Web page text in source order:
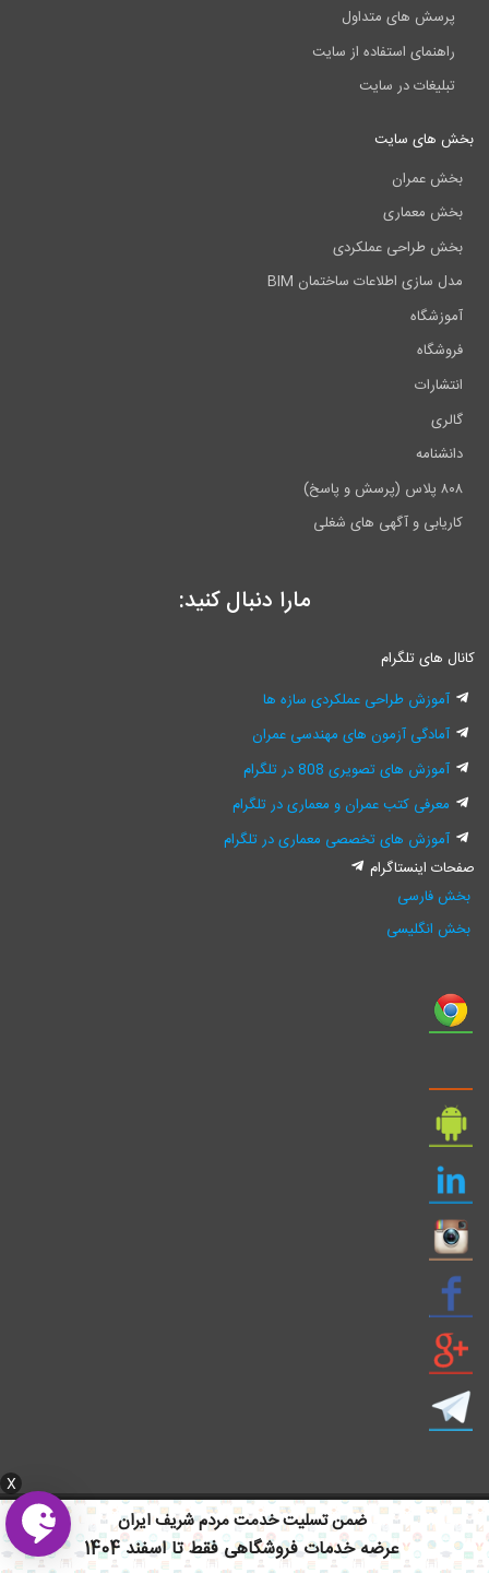
X
ضمن تسلیت خدمت مردم شریف ایران
عرضه خدمات فروشگاهی فقط تا اسفند 1404
پرسش های متداول
راهنمای استفاده از سایت
تبلیغات در سایت
بخش های سایت
بخش عمران
بخش معماری
بخش طراحی عملکردی
مدل سازی اطلاعات ساختمان BIM
آموزشگاه
فروشگاه
انتشارات
گالری
دانشنامه
۸۰۸ پلاس (پرسش و پاسخ)
کاریابی و آگهی های شغلی
مارا دنبال کنید:
کانال های تلگرام
آموزش طراحی عملکردی سازه ها
آمادگی آزمون های مهندسی عمران
آموزش های تصویری 808 در تلگرام
معرفی کتب عمران و معماری در تلگرام
آموزش های تخصصی معماری در تلگرام
صفحات اینستاگرام
بخش فارسی
بخش انگلیسی
ایمیل: info civil808.com | ایمیل: saze808 gmail.com